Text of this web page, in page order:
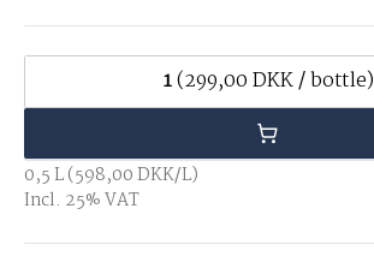
1(299,00 DKK / bottle)
0,5 L (598,00 DKK/L)
Incl. 25% VAT